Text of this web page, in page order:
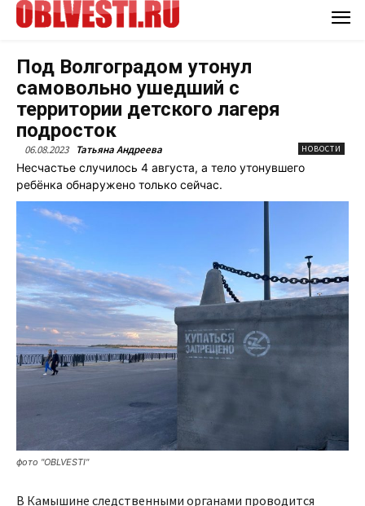
Под Волгоградом утонул
самовольно ушедший с
территории детского лагеря
подросток
06.08.2023 Татьяна Андреева НОВОСТИ
Несчастье случилось 4 августа, а тело утонувшего
ребёнка обнаружено только сейчас.
фото "OBLVESTI"
В Камышине следственными органами проводится